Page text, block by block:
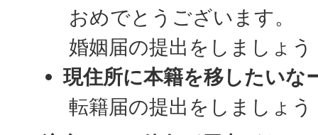
おめでとうございます。
婚姻届の提出をしましょう
現住所に本籍を移したいな
転籍届の提出をしましょう